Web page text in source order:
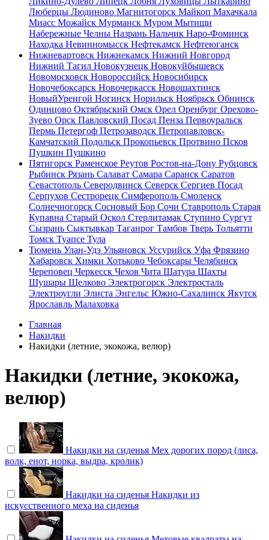
Люберцы Людиново Магнитогорск Майкоп Махачкала
Миасс Можайск Мурманск Муром Мытищи
Набережные Челны Назрань Нальчик Наро-Фоминск
Находка Невинномысск Нефтекамск Нефтеюганск
Нижневартовск Нижнекамск Нижний Новгород
Нижний Тагил Новокузнецк Новокуйбышевск
Новомосковск Новороссийск Новосибирск
Новочебоксарск Новочеркасск Новошахтинск
НовыйУренгой Ногинск Норильск Ноябрьск Обнинск
Одинцово Октябрьский Омск Орел Оренбург Орехово-
Зуево Орск Павловский Посад Пенза Первоуральск
Пермь Петергоф Петрозаводск Петропавловск-
Камчатский Подольск Прокопьевск Протвино Псков
Пушкин Пушкино
Пятигорск Раменское Реутов Ростов-на-Дону Рубцовск
Рыбинск Рязань Салават Самара Саранск Саратов
Севастополь Северодвинск Северск Сергиев Посад
Серпухов Сестрорецк Симферополь Смоленск
Солнечногорск Сосновый Бор Сочи Ставрополь Старая
Купавна Старый Оскол Стерлитамак Ступино Сургут
Сызрань Сыктывкар Таганрог Тамбов Тверь Тольятти
Томск Туапсе Тула
Тюмень Улан-Удэ Ульяновск Уссурийск Уфа Фрязино
Хабаровск Химки Хотьково Чебоксары Челябинск
Череповец Черкесск Чехов Чита Шатура Шахты
Шушары Щелково Электрогорск Электросталь
Электроугли Элиста Энгельс Южно-Сахалинск Якутск
Ярославль Малаховка
Главная
Накидки
Накидки (летние, экокожа, велюр)
Накидки (летние, экокожа,
велюр)
Накидки на сиденья Мех дорогих пород (лиса,
волк, енот, норка, выдра, кролик)
Накидки на сиденья Накидки из
искусственного меха на сиденья